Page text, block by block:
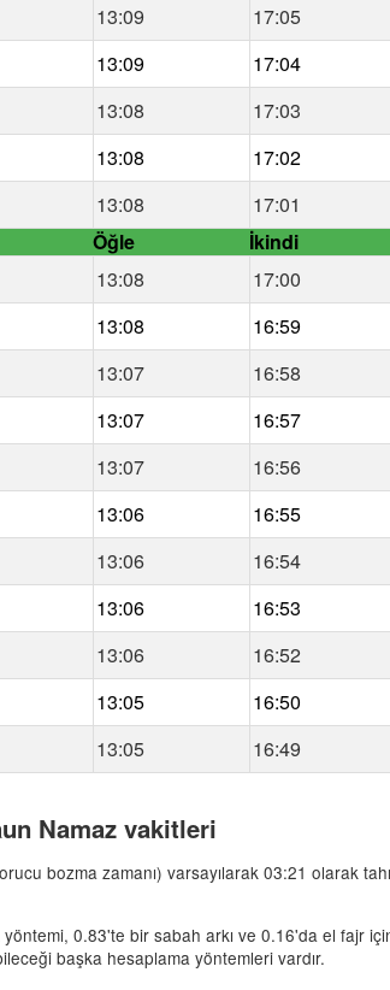
13:09 17:05
13:09 17:04
13:08 17:03
13:08 17:02
13:08 17:01
Öğle İkindi
13:08 17:00
13:08 16:59
13:07 16:58
13:07 16:57
13:07 16:56
13:06 16:55
13:06 16:54
13:06 16:53
13:06 16:52
13:05 16:50
13:05 16:49
Namaz vakitleri
bozma zamanı) varsayılarak 03:21 olarak
0.83'te bir sabah arkı ve 0.16'da el fajr
başka hesaplama yöntemleri vardır.